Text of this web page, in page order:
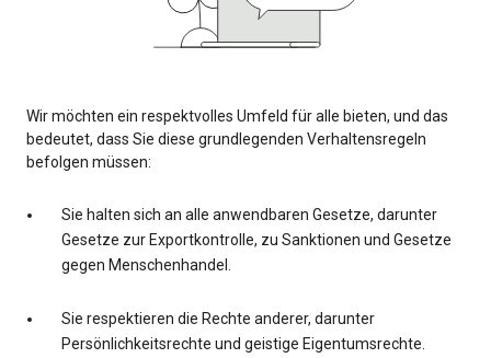
Wir möchten ein respektvolles Umfeld für alle bieten, und das
bedeutet, dass Sie diese grundlegenden Verhaltensregeln
befolgen müssen:
Sie halten sich an alle anwendbaren Gesetze, darunter
Gesetze zur Exportkontrolle, zu Sanktionen und Gesetze
gegen Menschenhandel.
Sie respektieren die Rechte anderer, darunter
Persönlichkeitsrechte und geistige Eigentumsrechte.